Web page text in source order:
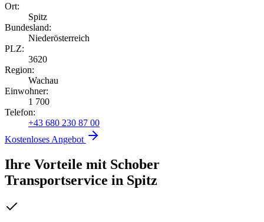
Ort:
Spitz
Bundesland:
Niederösterreich
PLZ:
3620
Region:
Wachau
Einwohner:
1 700
Telefon:
+43 680 230 87 00
Kostenloses Angebot
Ihre Vorteile mit Schober
Transportservice in Spitz